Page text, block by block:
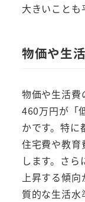
大きいことも
物価や生
物価や生活費
460万円が「
かです。特に
住宅費や教育
します。さ
上昇する傾
質的な生活水